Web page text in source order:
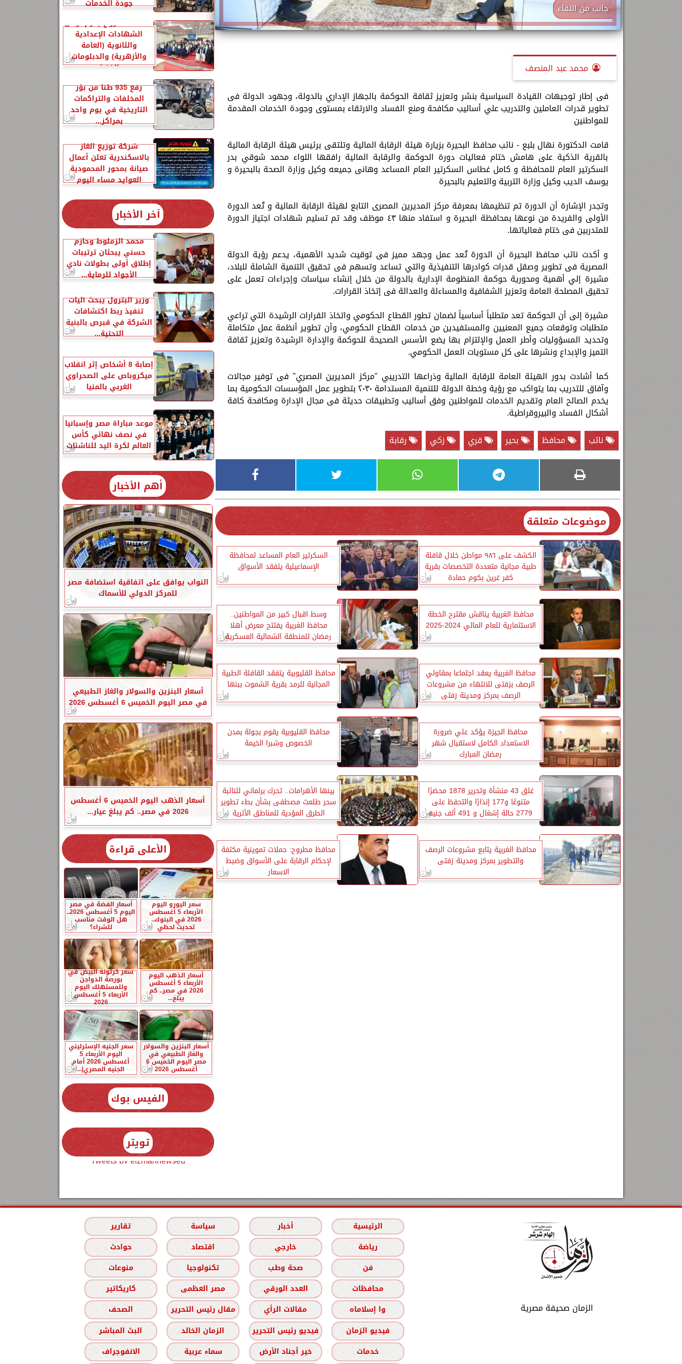
جانب من اللقاء
محمد عبد المنصف
فى إطار توجيهات القيادة السياسية بنشر وتعزيز ثقافة الحوكمة بالجهاز الإداري بالدولة، وجهود الدولة فى
تطوير قدرات العاملين والتدريب علي أساليب مكافحة ومنع الفساد والارتقاء بمستوى وجودة الخدمات المقدمة
للمواطنين
قامت الدكتورة نهال بلبع - نائب محافظ البحيرة بزيارة هيئة الرقابة المالية وتلتقى برئيس هيئة الرقابة المالية
بالقرية الذكية على هامش ختام فعاليات دورة الحوكمة والرقابة المالية رافقها اللواء محمد شوقي بدر
السكرتير العام للمحافظة و كامل غطاس السكرتير العام المساعد وهانى جميعه وكيل وزارة الصحة بالبحيرة و
يوسف الديب وكيل وزارة التربية والتعليم بالبحيرة
وتجدر الإشارة أن الدورة تم تنظيمها بمعرفة مركز المديرين المصرى التابع لهيئة الرقابة المالية و تُعد الدورة
الأولى والفريدة من نوعها بمحافظة البحيرة و استفاد منها ٤٣ موظف وقد تم تسليم شهادات اجتياز الدورة
للمتدربين فى ختام فعالياتها.
و أكدت نائب محافظ البحيرة أن الدورة تُعد عمل وجهد مميز فى توقيت شديد الأهمية، يدعم رؤية الدولة
المصرية فى تطوير وصقل قدرات كوادرها التنفيذية والتي تساعد وتسهم فى تحقيق التنمية الشاملة للبلاد،
مشيرة إلي أهمية ومحورية حوكمة المنظومة الإدارية بالدولة من خلال إنشاء سياسات وإجراءات تعمل على
تحقيق المصلحة العامة وتعزيز الشفافية والمساءلة والعدالة فى إتخاذ القرارات.
مشيرة إلى أن الحوكمة تعد متطلباً أساسياً لضمان تطور القطاع الحكومي واتخاذ القرارات الرشيدة التي تراعي
متطلبات وتوقعات جميع المعنيين والمستفيدين من خدمات القطاع الحكومي، وأن تطوير أنظمة عمل متكاملة
وتحديد المسؤوليات وأطر العمل والإلتزام بها يضع الأسس الصحيحة للحوكمة والإدارة الرشيدة وتعزيز ثقافة
التميز والإبداع ونشرها على كل مستويات العمل الحكومي.
كما أشادت بدور الهيئة العامة للرقابة المالية وذراعها التدريبي "مركز المديرين المصري" فى توفير مجالات
وآفاق للتدريب بما يتواكب مع رؤية وخطة الدولة للتنمية المستدامة ٢٠٣٠ بتطوير عمل المؤسسات الحكومية بما
يخدم الصالح العام وتقديم الخدمات للمواطنين وفق أساليب وتطبيقات حديثة فى مجال الإدارة ومكافحة كافة
أشكال الفساد والبيروقراطية.
نائب
محافظ بحير قري زكي رقابة
موضوعات متعلقة
الكشف على ٩٨٦ مواطن خلال قافلة
طبية مجانية متعددة التخصصات بقرية
كفر غرين بكوم حمادة
السكرتير العام المساعد لمحافظة
الإسماعيلية يتفقد الأسواق
محافظ الغربية يناقش مقترح الخطة
الاستثمارية للعام المالي 2024-2025
وسط اقبال كبير من المواطنين..
محافظ الغربية يفتتح معرض أهلا
رمضان للمنطقة الشمالية العسكرية
بطنطا
محافظ الغربية يعقد اجتماعا بمقاولي
الرصف بزفتى للانتهاء من مشروعات
الرصف بمركز ومدينة زفتى
محافظ القليوبية يتفقد القافلة الطبية
المجانية للرمد بقرية الشموت ببنها
محافظ الجيزة يؤكد علي ضرورة
الاستعداد الكامل لاستقبال شهر
رمضان المبارك
محافظ القليوبية يقوم بجولة بمدن
الخصوص وشبرا الخيمة
غلق 43 منشأة وتحرير 1878 محضرًا
متنوعًا و177 إنذارًا والتحفظ على
2779 حالة إشغال و 491 ألف جنيه
بالإسكندرية
بينها الأهرامات.. تحرك برلماني للنائبة
سحر طلعت مصطفى بشأن بطء تطوير
الطرق المؤدية للمناطق الأثرية
محافظ الغربية يتابع مشروعات الرصف
والتطوير بمركز ومدينة زفتى
محافظ مطروح: حملات تموينية مكثفة
لإحكام الرقابة على الأسواق وضبط
الاسعار
جودة الخدمات
محافظ مطروح يكرم أوائل
الشهادات الإعدادية
والثانوية (العامة
والأزهرية) والدبلومات
الفنية
رفع 935 طنًا من بؤر
المخلفات والتراكمات
التاريخية في يوم واحد
بمراكز...
شركة توزيع الغاز
بالاسكندرية تعلن أعمال
صيانة بمحور المحمودية
العوايد مساء اليوم
آخر الأخبار
محمد الزملوط وحازم
حسني يبحثان ترتيبات
إطلاق أولى بطولات نادي
الأجواد للرماية...
وزير البترول يبحث آليات
تنفيذ ربط اكتشافات
الشركة في قبرص بالبنية
التحتية...
إصابة 8 أشخاص إثر انقلاب
ميكروباص على الصحراوي
الغربي بالمنيا
موعد مباراة مصر وإسبانيا
في نصف نهائي كأس
العالم لكرة اليد للناشئات
أهم الأخبار
النواب يوافق على اتفاقية استضافة مصر
للمركز الدولي للأسماك
أسعار البنزين والسولار والغاز الطبيعي
في مصر اليوم الخميس 6 أغسطس 2026
أسعار الذهب اليوم الخميس 6 أغسطس
2026 في مصر.. كم يبلغ عيار...
الأعلى قراءة
سعر اليورو اليوم
الأربعاء 5 أغسطس
2026 في البنوك..
تحديث لحظي
أسعار الفضة في مصر
اليوم 5 أغسطس 2026..
هل الوقت مناسب
للشراء؟
أسعار الذهب اليوم
الأربعاء 5 أغسطس
2026 في مصر.. كم
يبلغ...
سعر كرتونة البيض في
بورصة الدواجن
وللمستهلك اليوم
الأربعاء 5 أغسطس
2026
أسعار البنزين والسولار
والغاز الطبيعي في
مصر اليوم الخميس 6
أغسطس 2026
سعر الجنيه الإسترليني
اليوم الأربعاء 5
أغسطس 2026 أمام
الجنيه المصري|...
الفيس بوك
تويتر
Tweets by elzmannewseg
الزمان صحيفة مصرية
الرئيسية أخبار سياسة
تقارير
رياضة
خارجي اقتصاد
حوادث
فن
صحة وطب تكنولوجيا
منوعات
محافظات
العدد الورقي مصر العظمى
كاريكاتير
وا إسلاماه
مقالات الرأي مقال رئيس التحرير
الصحف
فيديو الزمان
فيديو رئيس التحرير الزمان الخالد
البث المباشر
خدمات
خير أجناد الأرض سماء عربية الانفوجراف